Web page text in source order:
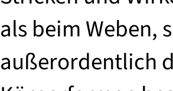
als beim Weben,
außerordentlich